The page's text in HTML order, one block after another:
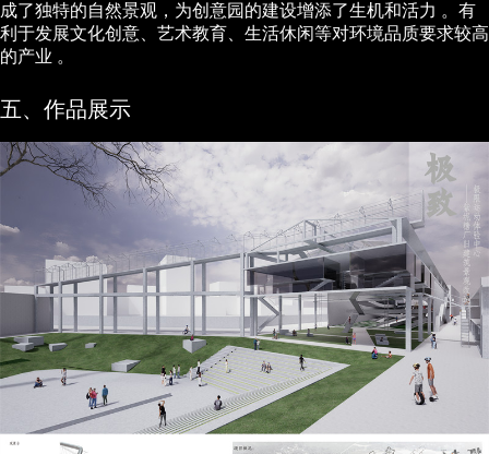
成了独特的自然景观，为创意园的建设增添了生机和活力 。有
利于发展文化创意、艺术教育、生活休闲等对环境品质要求较高
的产业 。
五、作品展示